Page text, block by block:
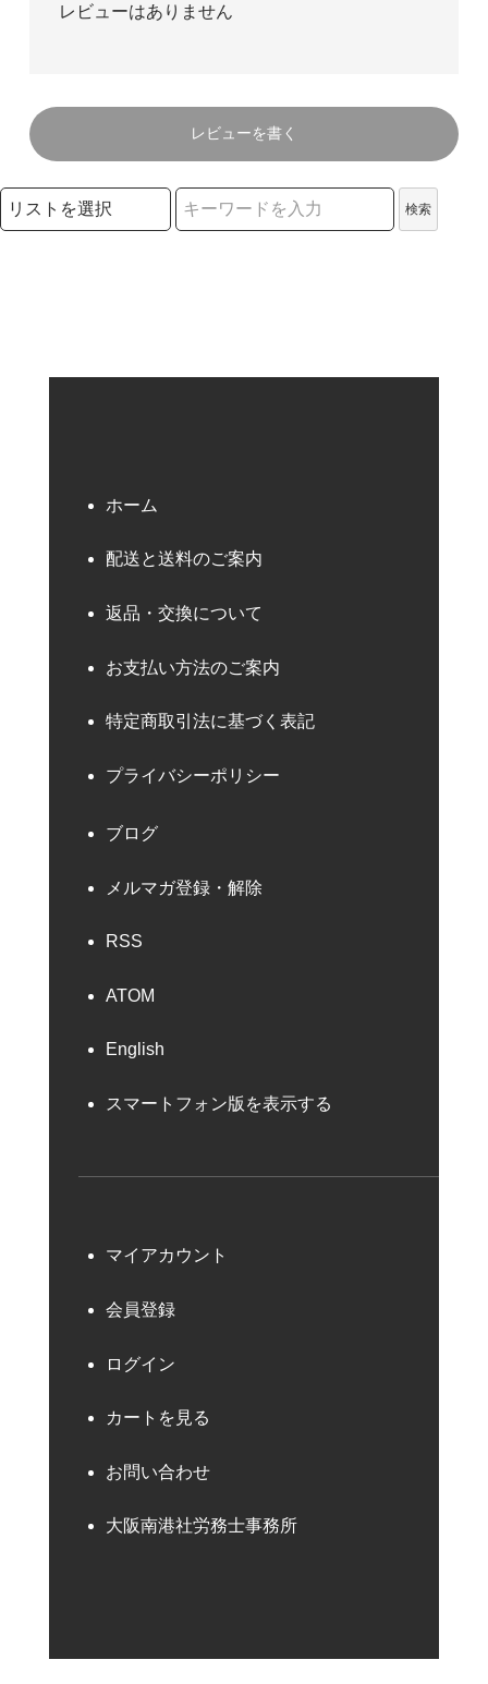
レビューはありません
レビューを書く
検索リストの選択
検索
ホーム
配送と送料のご案内
返品・交換について
お支払い方法のご案内
特定商取引法に基づく表記
プライバシーポリシー
ブログ
メルマガ登録・解除
RSS
ATOM
English
スマートフォン版を表示する
マイアカウント
会員登録
ログイン
カートを見る
お問い合わせ
大阪南港社労務士事務所